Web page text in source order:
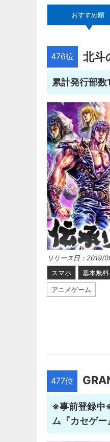
おすすめ順
476位 北斗
累計発行部
リリース日：2019/
スマホ
基本無料
アニメゲーム
477位
※事前登録中
ム『カセゲー